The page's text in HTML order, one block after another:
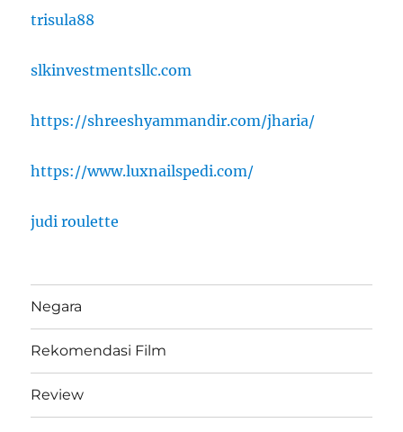
trisula88
slkinvestmentsllc.com
https://shreeshyammandir.com/jharia/
https://www.luxnailspedi.com/
judi roulette
Negara
Rekomendasi Film
Review